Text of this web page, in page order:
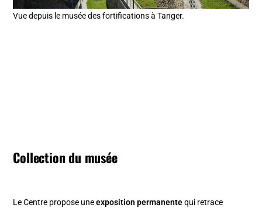
Vue depuis le musée des fortifications à Tanger.
Collection du musée
Le Centre propose uneexposition permanentequi retrace